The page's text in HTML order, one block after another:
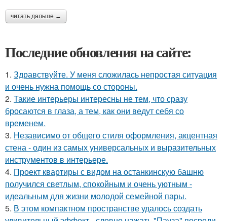
читать дальше →
Последние обновления на сайте:
1. Здравствуйте. У меня сложилась непростая ситуация
и очень нужна помощь со стороны.
2. Такие интерьеры интересны не тем, что сразу
бросаются в глаза, а тем, как они ведут себя со
временем.
3. Независимо от общего стиля оформления, акцентная
стена - один из самых универсальных и выразительных
инструментов в интерьере.
4. Проект квартиры с видом на останкинскую башню
получился светлым, спокойным и очень уютным -
идеальным для жизни молодой семейной пары.
5. В этом компактном пространстве удалось создать